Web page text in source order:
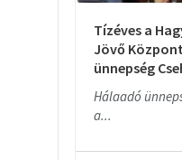
Tízéves a
Jövő
ünnepség
Hálaadó
a...